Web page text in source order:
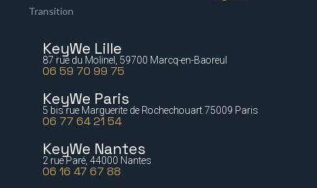
Transition
KeyWe Lille
87 rue du Molinel, 59700 Marcq-en-Baoreul
06 59 70 99 75
KeyWe Paris
5 bis rue Marguerite de Rochechouart 75009 Paris
06 77 64 21 54
KeyWe Nantes
2 rue Paré, 44000 Nantes
06 16 47 67 88